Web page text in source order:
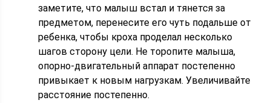
заметите, что малыш встал и тянется за
предметом, перенесите его чуть подальше от
ребенка, чтобы кроха проделал несколько
шагов сторону цели. Не торопите малыша,
опорно-двигательный аппарат постепенно
привыкает к новым нагрузкам. Увеличивайте
расстояние постепенно.